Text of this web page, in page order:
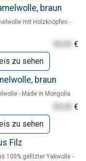
braun
mit Holzknöpfen -
€
zu sehen
braun
- Made in Mongolia.
€
zu sehen
Filz
100% gefilzter Yakwolle -